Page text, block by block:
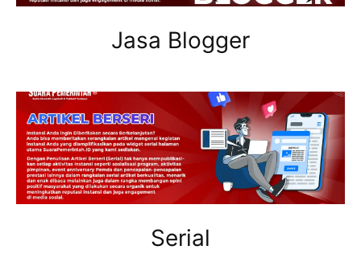
Jasa Blogger
Serial